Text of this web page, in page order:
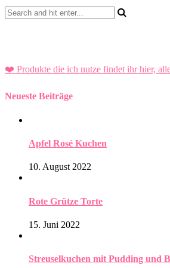
❤️ Produkte die ich nutze findet ihr hier,
Neueste Beiträge
Apfel Rosé Kuchen
10. August 2022
Rote Grütze Torte
15. Juni 2022
Streuselkuchen mit Pudding und